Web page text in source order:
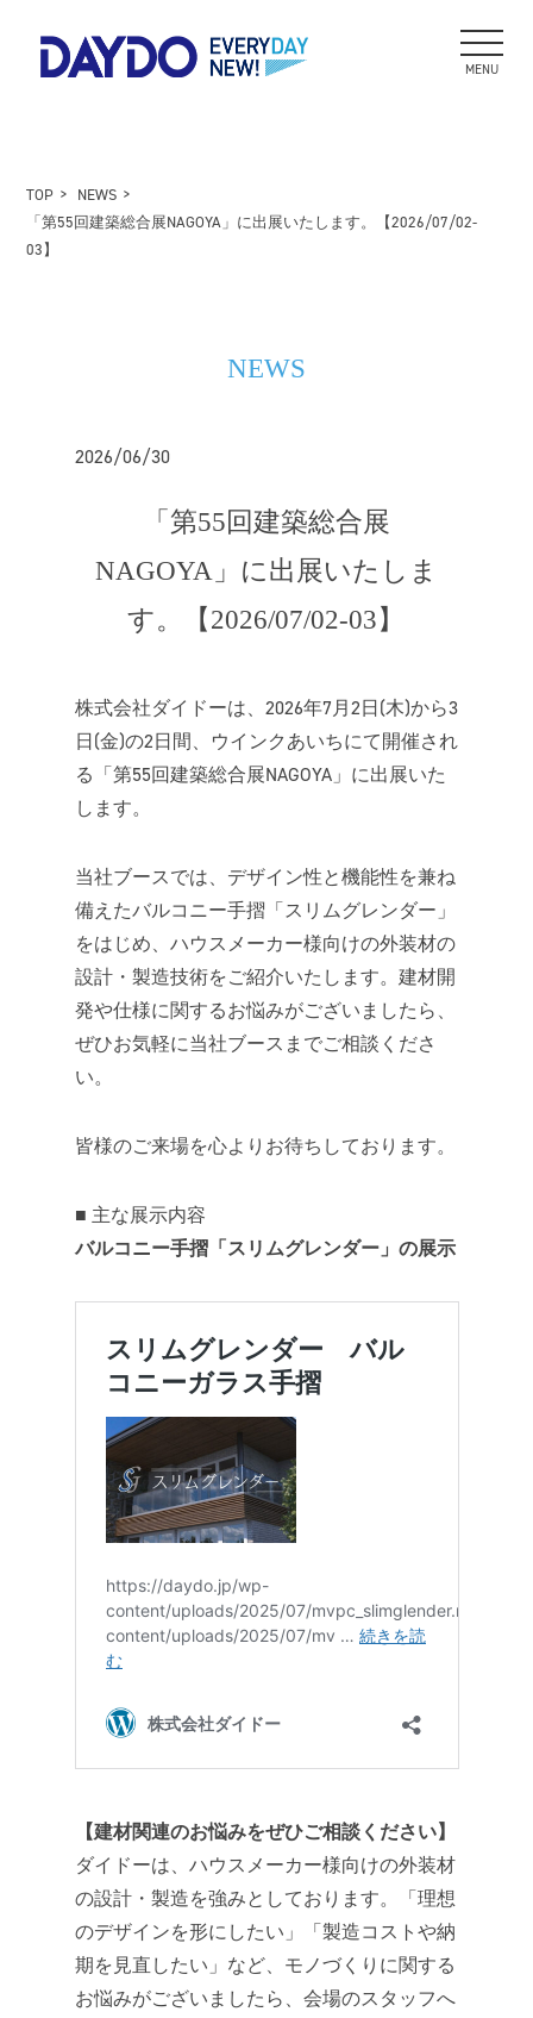
TOP
NEWS
「第55回建築総合展NAGOYA」に出展いたします。【2026/07/02-
03】
NEWS
2026/06/30
「第55回建築総合展
NAGOYA」に出展いたしま
す。【2026/07/02-03】
株式会社ダイドーは、2026年7月2日(木)から3
日(金)の2日間、ウインクあいちにて開催され
る「第55回建築総合展NAGOYA」に出展いた
します。
当社ブースでは、デザイン性と機能性を兼ね
備えたバルコニー手摺「スリムグレンダー」
をはじめ、ハウスメーカー様向けの外装材の
設計・製造技術をご紹介いたします。建材開
発や仕様に関するお悩みがございましたら、
ぜひお気軽に当社ブースまでご相談くださ
い。
皆様のご来場を心よりお待ちしております。
■ 主な展示内容
バルコニー手摺「スリムグレンダー」の展示
【建材関連のお悩みをぜひご相談ください】
ダイドーは、ハウスメーカー様向けの外装材
の設計・製造を強みとしております。「理想
のデザインを形にしたい」「製造コストや納
期を見直したい」など、モノづくりに関する
お悩みがございましたら、会場のスタッフへ
MENU